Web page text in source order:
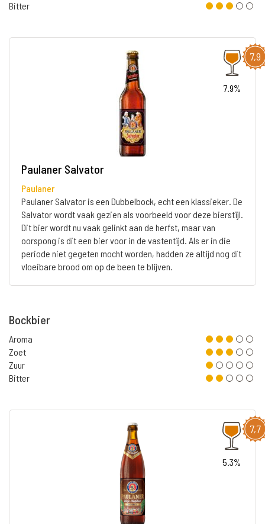
Bitter
7,9
7.9%
Paulaner Salvator
Paulaner
Paulaner Salvator is een Dubbelbock, echt een klassieker. De
Salvator wordt vaak gezien als voorbeeld voor deze bierstijl.
Dit bier wordt nu vaak gelinkt aan de herfst, maar van
oorspong is dit een bier voor in de vastentijd. Als er in die
periode niet gegeten mocht worden, hadden ze altijd nog dit
vloeibare brood om op de been te blijven.
Bockbier
Aroma
Zoet
Zuur
Bitter
7,7
5.3%